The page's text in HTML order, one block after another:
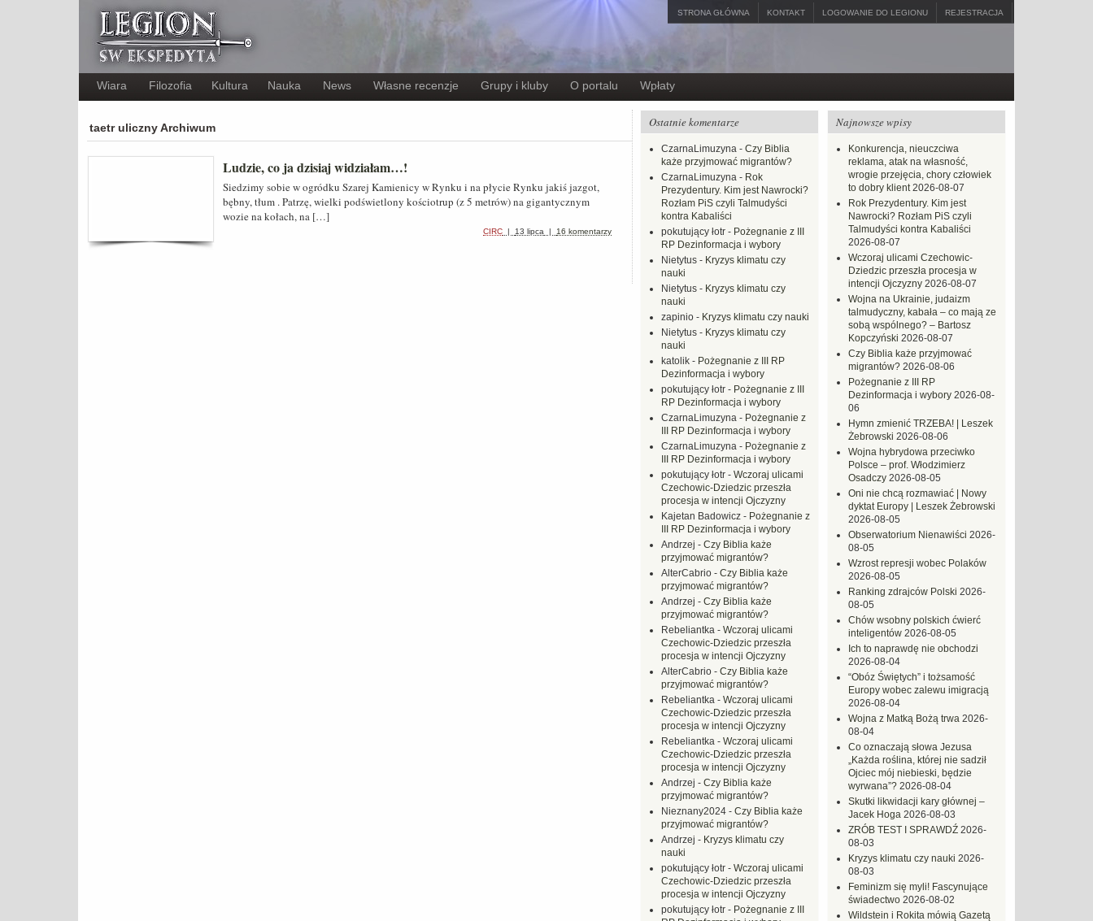
STRONA GŁÓWNA KONTAKT LOGOWANIE DO LEGIONU REJESTRACJA
Wiara Filozofia Kultura Nauka News Własne recenzje Grupy i kluby O portalu Wpłaty
taetr uliczny Archiwum
Ludzie, co ja dzisiaj widziałam…!
Siedzimy sobie w ogródku Szarej Kamienicy w Rynku i na płycie Rynku jakiś jazgot,
bębny, tłum . Patrzę, wielki podświetlony kościotrup (z 5 metrów) na gigantycznym
wozie na kołach, na […]
CIRC | 13 lipca | 16 komentarzy
Najnowsze wpisy
Konkurencja, nieuczciwa
reklama, atak na własność,
wrogie przejęcia, chory człowiek
to dobry klient 2026-08-07
Rok Prezydentury. Kim jest
Nawrocki? Rozłam PiS czyli
Talmudyści kontra Kabaliści
2026-08-07
Wczoraj ulicami Czechowic-
Dziedzic przeszła procesja w
intencji Ojczyzny 2026-08-07
Wojna na Ukrainie, judaizm
talmudyczny, kabała – co mają ze
sobą wspólnego? – Bartosz
Kopczyński 2026-08-07
Czy Biblia każe przyjmować
migrantów? 2026-08-06
Pożegnanie z III RP
Dezinformacja i wybory 2026-08-
06
Hymn zmienić TRZEBA! | Leszek
Żebrowski 2026-08-06
Wojna hybrydowa przeciwko
Polsce – prof. Włodzimierz
Osadczy 2026-08-05
Oni nie chcą rozmawiać | Nowy
dyktat Europy | Leszek Żebrowski
2026-08-05
Obserwatorium Nienawiści 2026-
08-05
Wzrost represji wobec Polaków
2026-08-05
Ranking zdrajców Polski 2026-
08-05
Chów wsobny polskich ćwierć
inteligentów 2026-08-05
Ich to naprawdę nie obchodzi
2026-08-04
“Obóz Świętych” i tożsamość
Europy wobec zalewu imigracją
2026-08-04
Wojna z Matką Bożą trwa 2026-
08-04
Co oznaczają słowa Jezusa
„Każda roślina, której nie sadził
Ojciec mój niebieski, będzie
wyrwana”? 2026-08-04
Skutki likwidacji kary głównej –
Jacek Hoga 2026-08-03
ZRÓB TEST I SPRAWDŹ 2026-
08-03
Kryzys klimatu czy nauki 2026-
08-03
Feminizm się myli! Fascynujące
świadectwo 2026-08-02
Wildstein i Rokita mówią Gazetą
Ostatnie komentarze
CzarnaLimuzyna - Czy Biblia
każe przyjmować migrantów?
CzarnaLimuzyna - Rok
Prezydentury. Kim jest Nawrocki?
Rozłam PiS czyli Talmudyści
kontra Kabaliści
pokutujący łotr - Pożegnanie z III
RP Dezinformacja i wybory
Nietytus - Kryzys klimatu czy
nauki
Nietytus - Kryzys klimatu czy
nauki
zapinio - Kryzys klimatu czy nauki
Nietytus - Kryzys klimatu czy
nauki
katolik - Pożegnanie z III RP
Dezinformacja i wybory
pokutujący łotr - Pożegnanie z III
RP Dezinformacja i wybory
CzarnaLimuzyna - Pożegnanie z
III RP Dezinformacja i wybory
CzarnaLimuzyna - Pożegnanie z
III RP Dezinformacja i wybory
pokutujący łotr - Wczoraj ulicami
Czechowic-Dziedzic przeszła
procesja w intencji Ojczyzny
Kajetan Badowicz - Pożegnanie z
III RP Dezinformacja i wybory
Andrzej - Czy Biblia każe
przyjmować migrantów?
AlterCabrio - Czy Biblia każe
przyjmować migrantów?
Andrzej - Czy Biblia każe
przyjmować migrantów?
Rebeliantka - Wczoraj ulicami
Czechowic-Dziedzic przeszła
procesja w intencji Ojczyzny
AlterCabrio - Czy Biblia każe
przyjmować migrantów?
Rebeliantka - Wczoraj ulicami
Czechowic-Dziedzic przeszła
procesja w intencji Ojczyzny
Rebeliantka - Wczoraj ulicami
Czechowic-Dziedzic przeszła
procesja w intencji Ojczyzny
Andrzej - Czy Biblia każe
przyjmować migrantów?
Nieznany2024 - Czy Biblia każe
przyjmować migrantów?
Andrzej - Kryzys klimatu czy
nauki
pokutujący łotr - Wczoraj ulicami
Czechowic-Dziedzic przeszła
procesja w intencji Ojczyzny
pokutujący łotr - Pożegnanie z III